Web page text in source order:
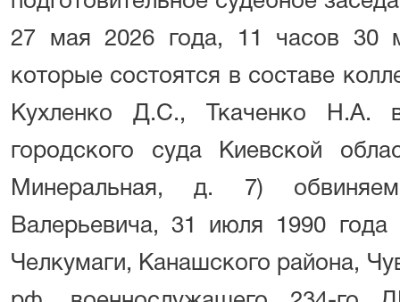
27 мая 2026 года, 11 часов 30
которые состоятся в составе
Кухленко Д.С., Ткаченко Н.А.
городского суда Киевской
Минеральная, д. 7)
Валерьевича, 31 июля 1990
Челкумаги, Канашского района,